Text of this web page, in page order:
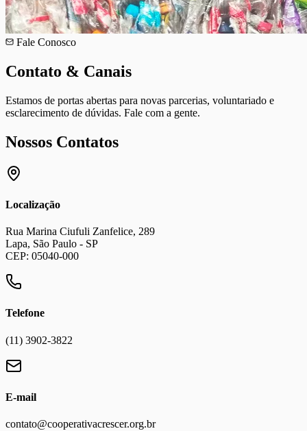
Fale Conosco
Contato & Canais
Estamos de portas abertas para novas parcerias, voluntariado e
esclarecimento de dúvidas. Fale com a gente.
Nossos Contatos
Localização
Rua Marina Ciufuli Zanfelice, 289
Lapa, São Paulo - SP
CEP: 05040-000
Telefone
(11) 3902-3822
E-mail
contato@cooperativacrescer.org.br